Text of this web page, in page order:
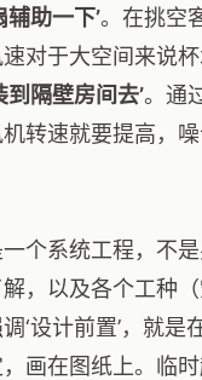
助一下’。在挑空
对于大空间来说
隔壁房间去’。通
转速就要提高，
个系统工程，不
，以及各个工种
‘设计前置’，就
画在图纸上。临